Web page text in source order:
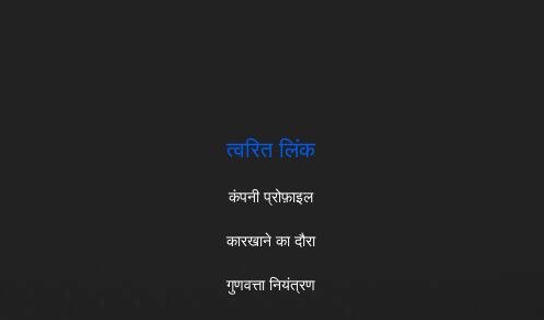
त्वरित लिंक
कंपनी प्रोफ़ाइल
कारखाने का दौरा
गुणवत्ता नियंत्रण